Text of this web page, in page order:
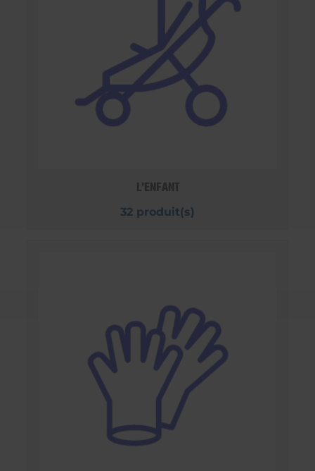
L'ENFANT
32 produit(s)